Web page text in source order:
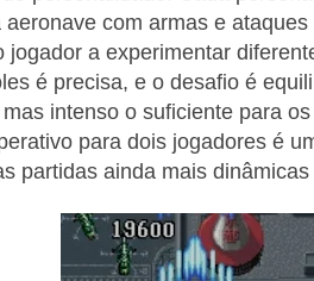
aeronave com armas e
jogador a experimentar
é precisa, e o desafio é
intenso o suficiente para
para dois jogadores é
partidas ainda mais